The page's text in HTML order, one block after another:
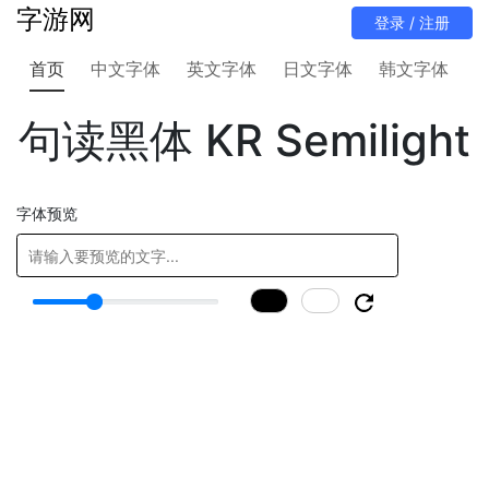
字游网
首页 中文字体 英文字体 日文字体 韩文字体
句读黑体 KR Semilight
字体预览